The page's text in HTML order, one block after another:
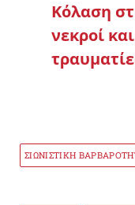
Κόλαση
νεκροί
ΣΙΩΝΙΣΤΙΚΗ